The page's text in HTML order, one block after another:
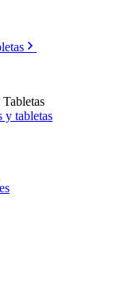
y tabletas